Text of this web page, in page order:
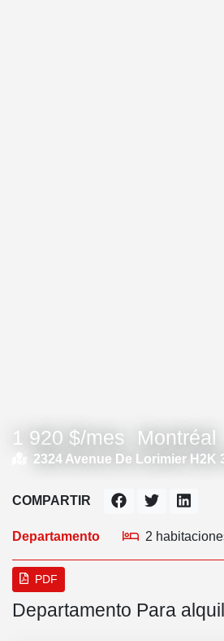
1 920 $/mes Montréal
2324 Avenue De Lorimier H2K
Departamento 2
COMPARTIR
PDF
Departamento Para